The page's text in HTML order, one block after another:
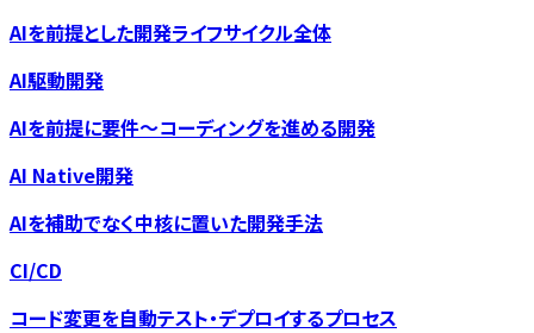
AIを前提とした開発ライフサイクル全体
AI駆動開発
AIを前提に要件〜コーディングを進める開発
AI Native開発
AIを補助でなく中核に置いた開発手法
CI/CD
コード変更を自動テスト・デプロイするプロセス